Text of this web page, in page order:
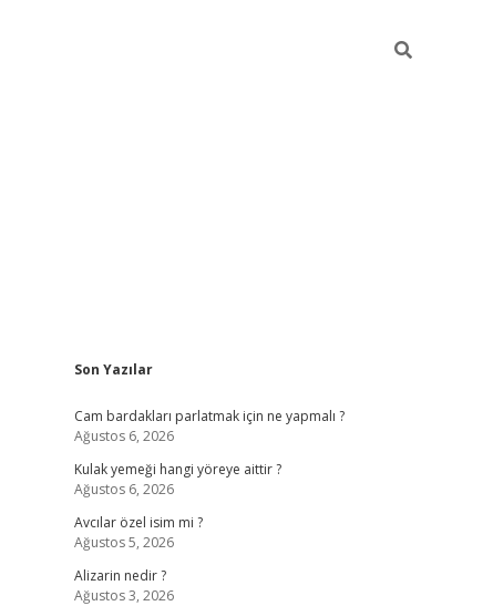
Sidebar
Son Yazılar
Cam bardakları parlatmak için ne yapmalı ?
Ağustos 6, 2026
Kulak yemeği hangi yöreye aittir ?
Ağustos 6, 2026
Avcılar özel isim mi ?
Ağustos 5, 2026
Alizarin nedir ?
Ağustos 3, 2026